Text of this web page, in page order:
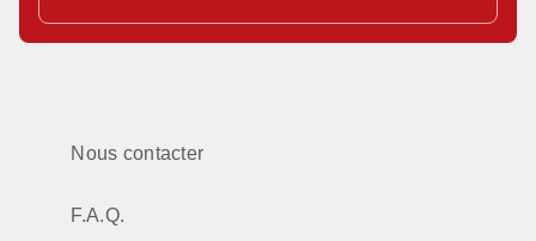
Nous contacter
F.A.Q.